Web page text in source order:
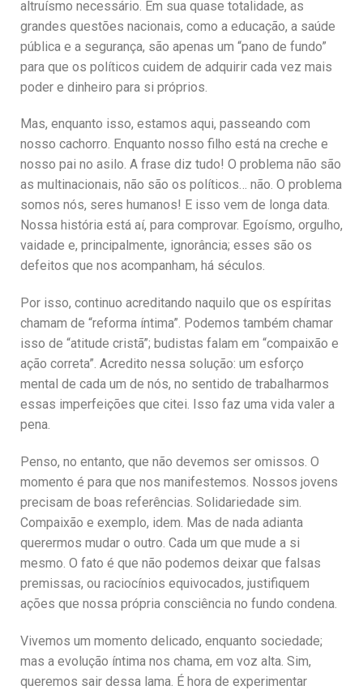
altruísmo necessário. Em sua quase totalidade, as
grandes questões nacionais, como a educação, a saúde
pública e a segurança, são apenas um “pano de fundo”
para que os políticos cuidem de adquirir cada vez mais
poder e dinheiro para si próprios.
Mas, enquanto isso, estamos aqui, passeando com
nosso cachorro. Enquanto nosso filho está na creche e
nosso pai no asilo. A frase diz tudo! O problema não são
as multinacionais, não são os políticos… não. O problema
somos nós, seres humanos! E isso vem de longa data.
Nossa história está aí, para comprovar. Egoísmo, orgulho,
vaidade e, principalmente, ignorância; esses são os
defeitos que nos acompanham, há séculos.
Por isso, continuo acreditando naquilo que os espíritas
chamam de “reforma íntima”. Podemos também chamar
isso de “atitude cristã”; budistas falam em “compaixão e
ação correta”. Acredito nessa solução: um esforço
mental de cada um de nós, no sentido de trabalharmos
essas imperfeições que citei. Isso faz uma vida valer a
pena.
Penso, no entanto, que não devemos ser omissos. O
momento é para que nos manifestemos. Nossos jovens
precisam de boas referências. Solidariedade sim.
Compaixão e exemplo, idem. Mas de nada adianta
querermos mudar o outro. Cada um que mude a si
mesmo. O fato é que não podemos deixar que falsas
premissas, ou raciocínios equivocados, justifiquem
ações que nossa própria consciência no fundo condena.
Vivemos um momento delicado, enquanto sociedade;
mas a evolução íntima nos chama, em voz alta. Sim,
queremos sair dessa lama. É hora de experimentar